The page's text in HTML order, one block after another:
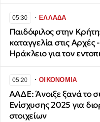
05:30 ∙ΕΛΛΑΔΑ
Παιδόφιλος στην
καταγγελία στις
Ηράκλειο για τον
05:20 ∙ΟΙΚΟΝΟΜΙΑ
ΑΑΔΕ: Άνοιξε ξανά το
Ενίσχυσης 2025 για
στοιχείων